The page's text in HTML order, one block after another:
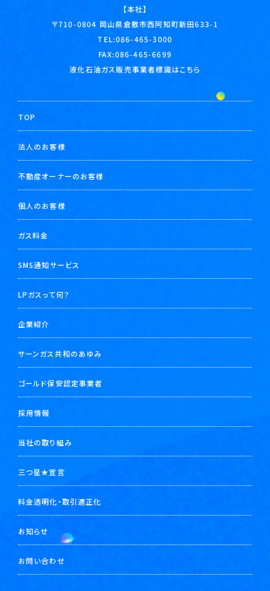
【本社】
〒710-0804 岡山県倉敷市西阿知町新田633-1
TEL:086-465-3000
FAX:086-465-6699
液化石油ガス販売事業者標識はこちら
TOP
法人のお客様
不動産オーナーのお客様
個人のお客様
ガス料金
SMS通知サービス
LPガスって何？
企業紹介
サーンガス共和のあゆみ
ゴールド保安認定事業者
採用情報
当社の取り組み
三つ星★宣言
料金透明化・取引適正化
お知らせ
お問い合わせ